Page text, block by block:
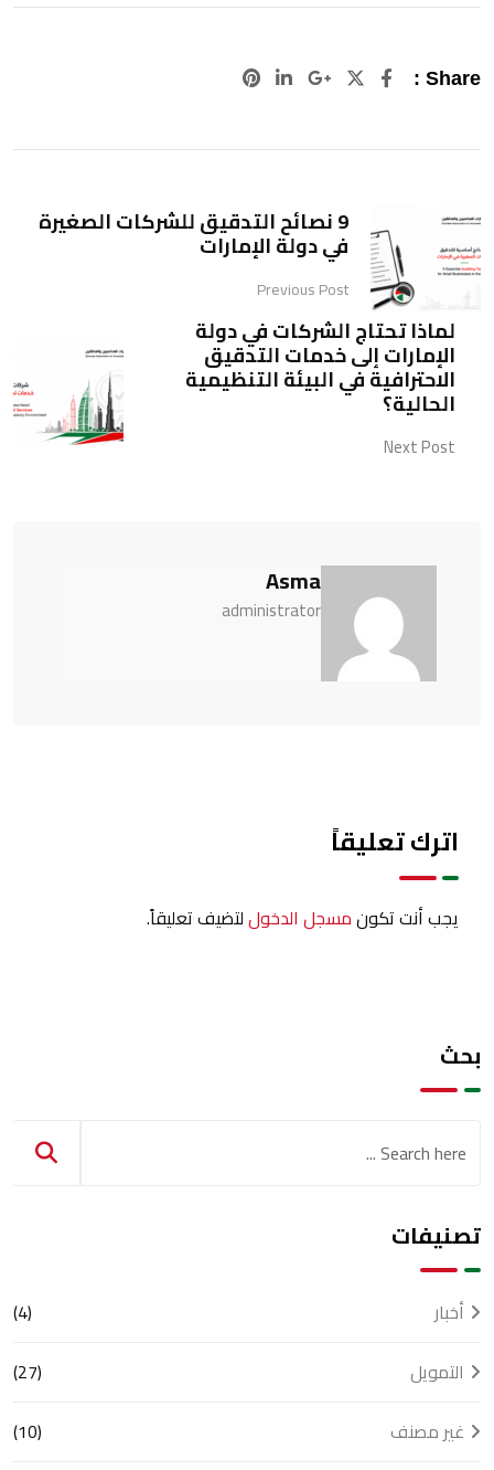
Share :
Google+
LinkedIn
Pinterest
9 نصائح التدقيق للشركات الصغيرة
في دولة الإمارات
Previous Post
لماذا تحتاج الشركات في دولة
الإمارات إلى خدمات التدقيق
الاحترافية في البيئة التنظيمية
الحالية؟
Next Post
Asma
administrator
اترك تعليقاً
يجب أنت تكونمسجل الدخوللتضيف تعليقاً.
بحث
تصنيفات
أخبار
(4)
التمويل
(27)
غير مصنف
(10)